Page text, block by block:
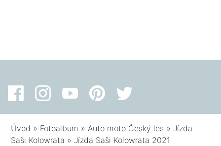
Úvod » Fotoalbum »Auto moto Český les » Jízda
Saši Kolowrata » Jízda Saši Kolowrata 2021